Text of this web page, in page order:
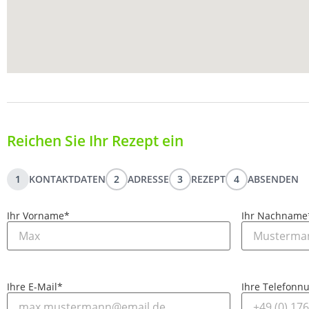
Reichen Sie Ihr Rezept ein
1 KONTAKTDATEN 2 ADRESSE 3 REZEPT 4 ABSENDEN
Ihr Vorname* Ihr Nachname
Ihre E-Mail* Ihre